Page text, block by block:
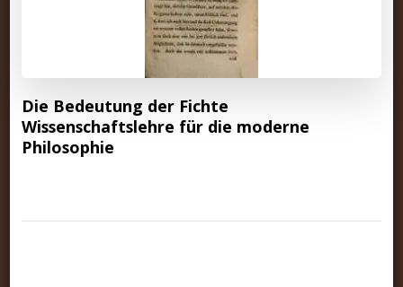
Die Bedeutung der Fichte
Wissenschaftslehre für die moderne
Philosophie